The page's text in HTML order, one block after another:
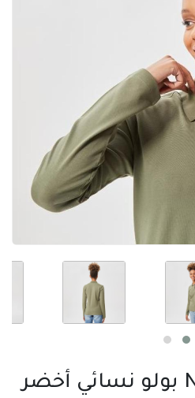
قميص NAUTICA بولو نسائي أخضر